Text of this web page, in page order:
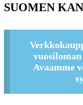
SUOMEN
Avaamme